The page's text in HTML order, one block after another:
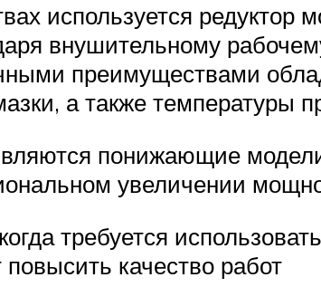
используется редуктор
внушительному
преимуществами
а также температуры
понижающие
увеличении
требуется
качество работ